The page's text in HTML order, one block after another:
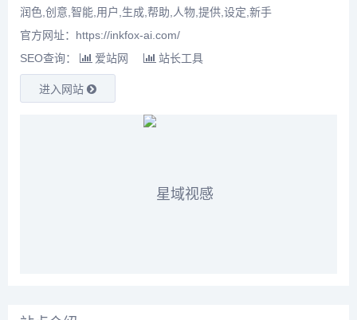
润色,创意,智能,用户,生成,帮助,人物,提供,设定,新手
官方网址：https://inkfox-ai.com/
SEO查询：
爱站网 站长工具
进入网站